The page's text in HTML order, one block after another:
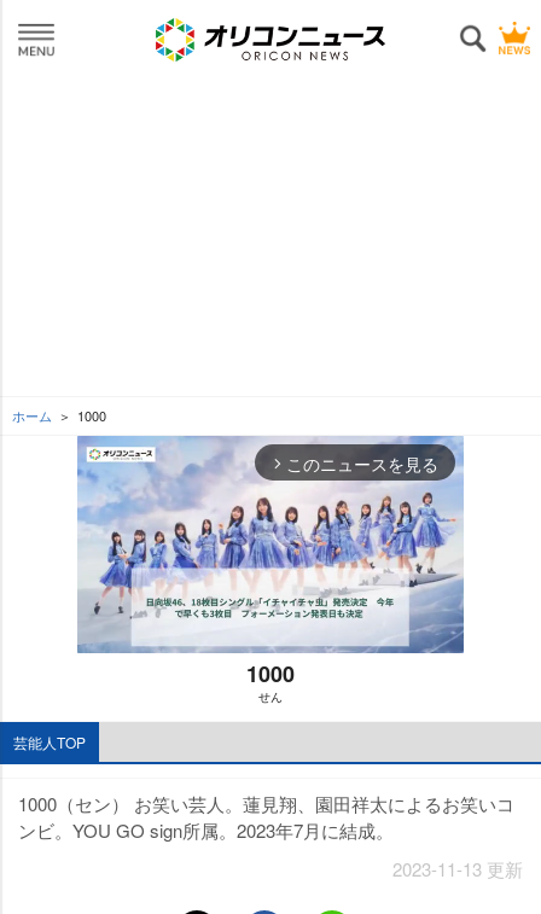
ホーム 1000
arrow_forward_ios このニュースを見る
M
t
1000
せん
芸能人TOP
1000（セン） お笑い芸人。蓮見翔、園田祥太によるお笑いコ
ンビ。YOU GO sign所属。2023年7月に結成。
2023-11-13 更新